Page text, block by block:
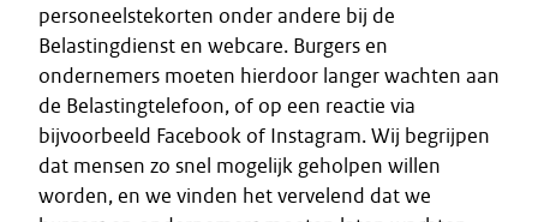
personeelstekorten onder andere bij de
Belastingdienst en webcare. Burgers en
ondernemers moeten hierdoor langer wachten aan
de Belastingtelefoon, of op een reactie via
bijvoorbeeld Facebook of Instagram. Wij begrijpen
dat mensen zo snel mogelijk geholpen willen
worden, en we vinden het vervelend dat we